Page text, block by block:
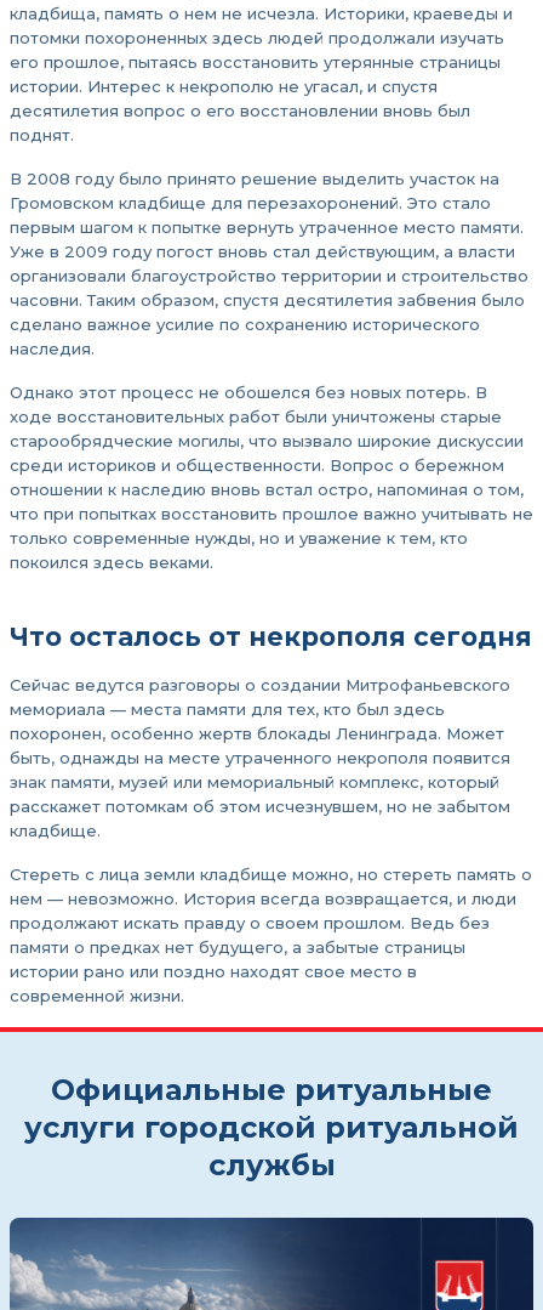
кладбища, память о нем не исчезла. Историки, краеведы и
потомки похороненных здесь людей продолжали изучать
его прошлое, пытаясь восстановить утерянные страницы
истории. Интерес к некрополю не угасал, и спустя
десятилетия вопрос о его восстановлении вновь был
поднят.
В 2008 году было принято решение выделить участок на
Громовском кладбище для перезахоронений. Это стало
первым шагом к попытке вернуть утраченное место памяти.
Уже в 2009 году погост вновь стал действующим, а власти
организовали благоустройство территории и строительство
часовни. Таким образом, спустя десятилетия забвения было
сделано важное усилие по сохранению исторического
наследия.
Однако этот процесс не обошелся без новых потерь. В
ходе восстановительных работ были уничтожены старые
старообрядческие могилы, что вызвало широкие дискуссии
среди историков и общественности. Вопрос о бережном
отношении к наследию вновь встал остро, напоминая о том,
что при попытках восстановить прошлое важно учитывать не
только современные нужды, но и уважение к тем, кто
покоился здесь веками.
Что осталось от некрополя сегодня
Сейчас ведутся разговоры о создании Митрофаньевского
мемориала — места памяти для тех, кто был здесь
похоронен, особенно жертв блокады Ленинграда. Может
быть, однажды на месте утраченного некрополя появится
знак памяти, музей или мемориальный комплекс, который
расскажет потомкам об этом исчезнувшем, но не забытом
кладбище.
Стереть с лица земли кладбище можно, но стереть память о
нем — невозможно. История всегда возвращается, и люди
продолжают искать правду о своем прошлом. Ведь без
памяти о предках нет будущего, а забытые страницы
истории рано или поздно находят свое место в
современной жизни.
Официальные ритуальные
услуги городской ритуальной
службы